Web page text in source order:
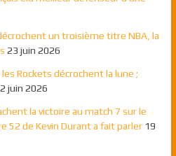
un troisième titre NBA, la
23 juin 2026
Rockets décrochent la lune ;
juin 2026
la victoire au match 7 sur le
52 de Kevin Durant a fait parler 19